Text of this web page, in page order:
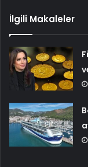
İlgili Makaleler